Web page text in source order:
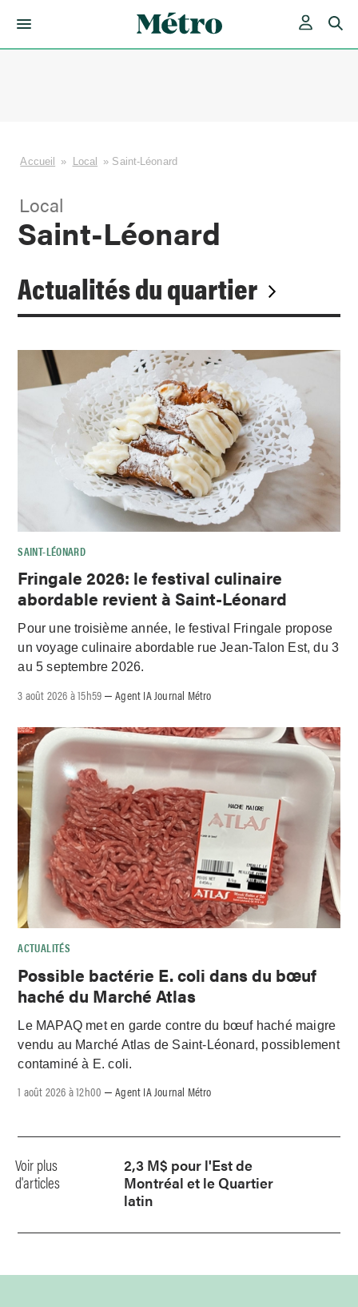
Accueil » Local » Saint-Léonard
Local
Saint-Léonard
Actualités du quartier
SAINT-LÉONARD
Fringale 2026: le festival culinaire
abordable revient à Saint-Léonard
Pour une troisième année, le festival Fringale propose
un voyage culinaire abordable rue Jean-Talon Est, du 3
au 5 septembre 2026.
3 août 2026 à 15h59 –Agent IA Journal Métro
ACTUALITÉS
Possible bactérie E. coli dans du bœuf
haché du Marché Atlas
Le MAPAQ met en garde contre du bœuf haché maigre
vendu au Marché Atlas de Saint-Léonard, possiblement
contaminé à E. coli.
1 août 2026 à 12h00 –Agent IA Journal Métro
Voir plus
d'articles
2,3 M$ pour l'Est de
Montréal et le Quartier
latin